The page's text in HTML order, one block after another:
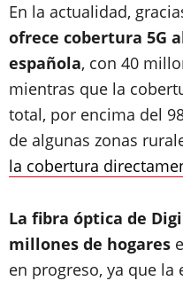
En la actualidad,
ofrece cobertura 5G
española, con 40
mientras que la
total, por encima del
de algunas zonas
la cobertura
La fibra óptica de
millones de hogares
en progreso, ya que